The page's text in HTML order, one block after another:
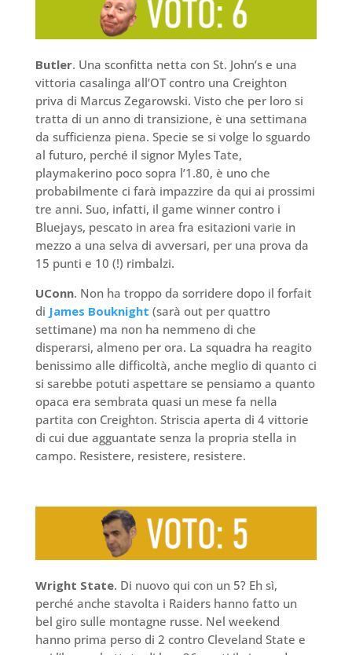
Butler. Una sconfitta netta con St. John’s e una
vittoria casalinga all’OT contro una Creighton
priva di Marcus Zegarowski. Visto che per loro si
tratta di un anno di transizione, è una settimana
da sufficienza piena. Specie se si volge lo sguardo
al futuro, perché il signor Myles Tate,
playmakerino poco sopra l’1.80, è uno che
probabilmente ci farà impazzire da qui ai prossimi
tre anni. Suo, infatti, il game winner contro i
Bluejays, pescato in area fra esitazioni varie in
mezzo a una selva di avversari, per una prova da
15 punti e 10 (!) rimbalzi.
UConn. Non ha troppo da sorridere dopo il forfait
di James Bouknight (sarà out per quattro
settimane) ma non ha nemmeno di che
disperarsi, almeno per ora. La squadra ha reagito
benissimo alle difficoltà, anche meglio di quanto ci
si sarebbe potuti aspettare se pensiamo a quanto
opaca era sembrata quasi un mese fa nella
partita con Creighton. Striscia aperta di 4 vittorie
di cui due agguantate senza la propria stella in
campo. Resistere, resistere, resistere.
Wright State. Di nuovo qui con un 5? Eh sì,
perché anche stavolta i Raiders hanno fatto un
bel giro sulle montagne russe. Nel weekend
hanno prima perso di 2 contro Cleveland State e